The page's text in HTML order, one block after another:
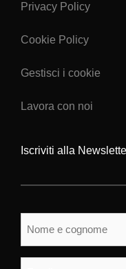
Privacy Policy
Cookie Policy
Gestisci i cookie
Lavora con noi
Iscriviti alla